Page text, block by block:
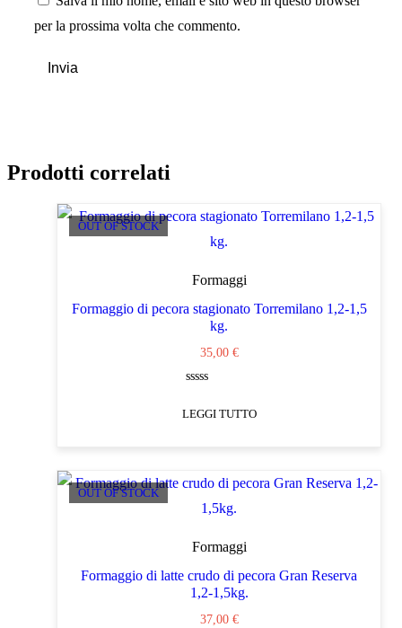
per la prossima volta che commento.
Prodotti correlati
OUT OF STOCK
Formaggi
Formaggio di pecora stagionato Torremilano 1,2-1,5
kg.
35,00 €
su
LEGGI TUTTO
OUT OF STOCK
Formaggi
Formaggio di latte crudo di pecora Gran Reserva
1,2-1,5kg.
37,00 €